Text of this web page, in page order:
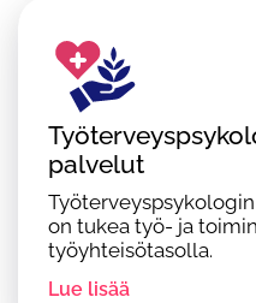
palvelut
on tukea työ- ja
työyhteisötasolla.
Lue lisää